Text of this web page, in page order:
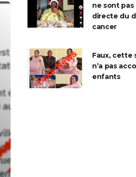
ne sont pas
directe du
cancer
Faux, cette
n’a pas
enfants